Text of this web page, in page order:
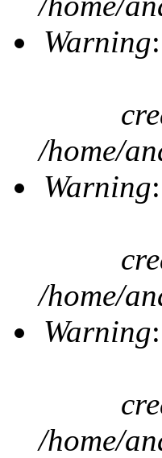
Warning
/home/
Warning
/home/
Warning
/home/